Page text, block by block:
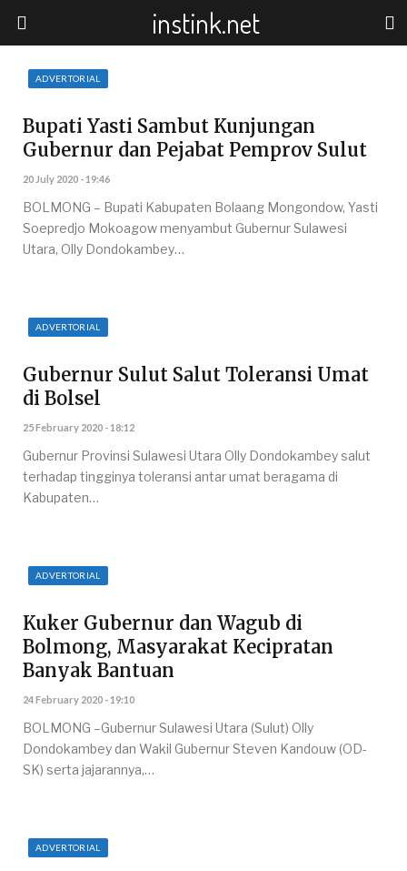
ADVERTORIAL
Bupati Yasti Sambut Kunjungan
Gubernur dan Pejabat Pemprov Sulut
20 July 2020 - 19:46
BOLMONG – Bupati Kabupaten Bolaang Mongondow, Yasti
Soepredjo Mokoagow menyambut Gubernur Sulawesi
Utara, Olly Dondokambey…
ADVERTORIAL
Gubernur Sulut Salut Toleransi Umat
di Bolsel
25 February 2020 - 18:12
Gubernur Provinsi Sulawesi Utara Olly Dondokambey salut
terhadap tingginya toleransi antar umat beragama di
Kabupaten…
ADVERTORIAL
Kuker Gubernur dan Wagub di
Bolmong, Masyarakat Kecipratan
Banyak Bantuan
24 February 2020 - 19:10
BOLMONG –Gubernur Sulawesi Utara (Sulut) Olly
Dondokambey dan Wakil Gubernur Steven Kandouw (OD-
SK) serta jajarannya,…
ADVERTORIAL
instink.net